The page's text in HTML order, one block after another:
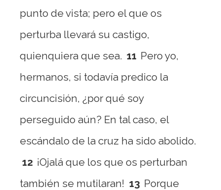
punto de vista; pero el que os
perturba llevará su castigo,
quienquiera que sea. 11 Pero yo,
hermanos, si todavía predico la
circuncisión, ¿por qué soy
perseguido aún? En tal caso, el
escándalo de la cruz ha sido abolido.
12 ¡Ojalá que los que os perturban
también se mutilaran! 13 Porque